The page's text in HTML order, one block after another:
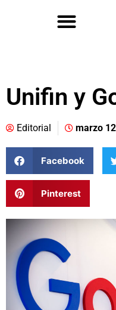
Unifin y
Editorial marzo
Facebook
Pinterest